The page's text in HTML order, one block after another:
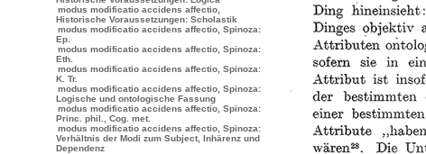
modus modificatio accidens affectio,
Historische Voraussetzungen: Scholastik
modus modificatio accidens affectio, Spinoza:
Ep.
modus modificatio accidens affectio, Spinoza:
Eth.
modus modificatio accidens affectio, Spinoza:
K. Tr.
modus modificatio accidens affectio, Spinoza:
Logische und ontologische Fassung
modus modificatio accidens affectio, Spinoza:
Princ. phil., Cog. met.
modus modificatio accidens affectio, Spinoza:
Verhältnis der Modi zum Subject, Inhärenz und
Dependenz